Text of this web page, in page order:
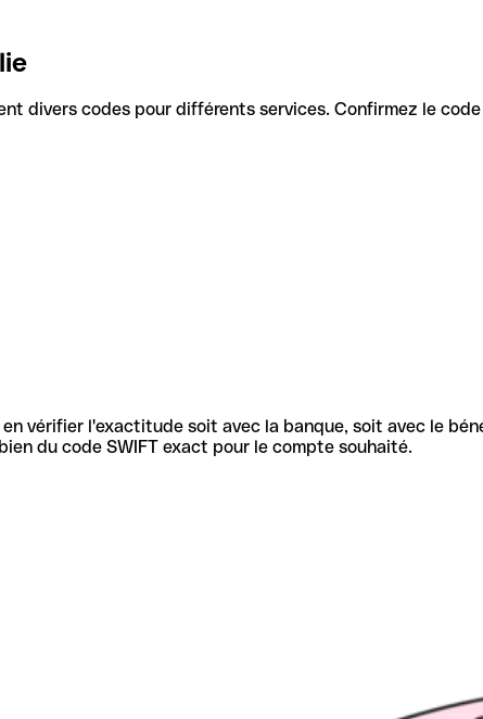
divers codes pour différents services. Confirmez le
vérifier l'exactitude soit avec la banque, soit avec le
du code SWIFT exact pour le compte souhaité.